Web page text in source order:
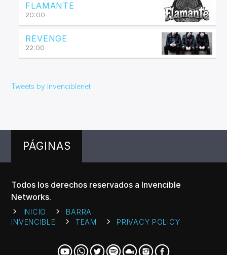
FLAMANTE
20:00
REVENGE
22:00
Tweets by Invenciblenet
PÁGINAS
Todos los derechos reservados a Invencible
Networks.
INICIO
BARRA
INVENCIBLE
TEAM PRIVACY POLICY